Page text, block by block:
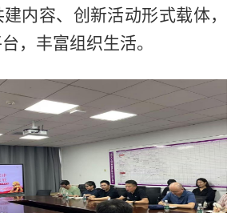
内容、创新活动形式载体，
，丰富组织生活。